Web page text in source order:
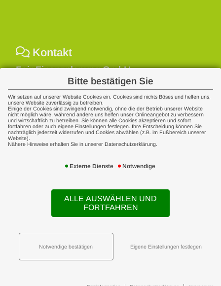
Bitte bestätigen Sie
Wir setzen auf unserer Website Cookies ein. Cookies sind nichts Böses und helfen uns,
unsere Website zuverlässig zu betreiben.
Einige der Cookies sind zwingend notwendig, ohne die der Betrieb unserer Website
nicht möglich wäre, während andere uns helfen unser Onlineangebot zu verbessern
und wirtschaftlich zu betreiben. Sie können alle Cookies akzeptieren und sofort
fortfahren oder auch eigene Einstellungen festlegen. Ihre Entscheidung können Sie
nachträglich jederzeit widerrufen und Cookies abwählen (z.B. im Fußbereich unserer
Website).
Nähere Hinweise erhalten Sie in unserer Datenschutzerklärung.
Externe Dienste Notwendige
ALLE AUSWÄHLEN UND
FORTFAHREN
Notwendige bestätigen Eigene Einstellungen festlegen
Kontakt
Fair Finanzplanung GmbH
Thüringer Str. 8
37287 Wehretal
+49 5651 801020
info[at]fair-finanzplanung.de
Rechtliches
Erstinformation
Datenschutz